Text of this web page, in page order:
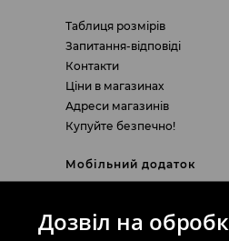
Дозвіл на
Таблиця розмірів
Запитання-відповіді
Контакти
Ціни в магазинах
Адреси магазинів
Купуйте безпечно!
Мобільний додаток